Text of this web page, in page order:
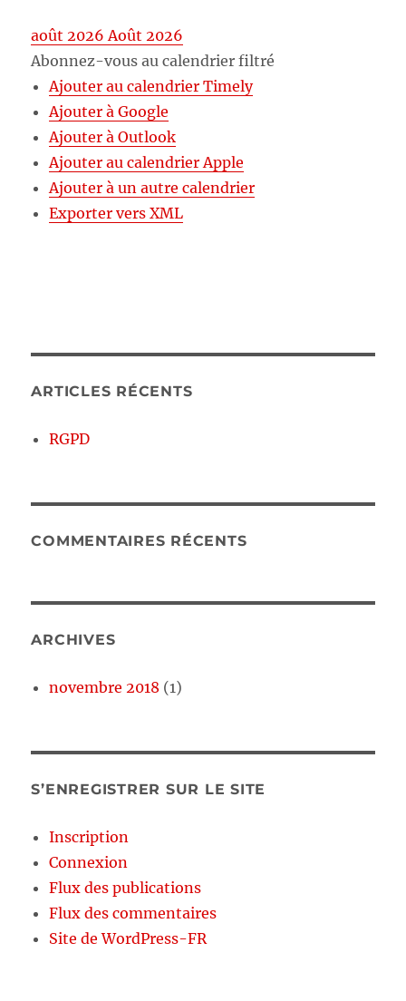
août 2026 Août 2026
Abonnez-vous au calendrier filtré
Ajouter au calendrier Timely
Ajouter à Google
Ajouter à Outlook
Ajouter au calendrier Apple
Ajouter à un autre calendrier
Exporter vers XML
ARTICLES RÉCENTS
RGPD
COMMENTAIRES RÉCENTS
ARCHIVES
novembre 2018 (1)
S’ENREGISTRER SUR LE SITE
Inscription
Connexion
Flux des publications
Flux des commentaires
Site de WordPress-FR